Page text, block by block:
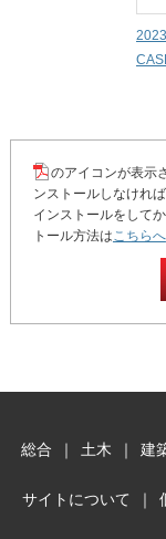
のアイコンが表示
ンストールしなけれ
インストールをして
トール方法はこちらへ
総合 ｜ 土木 ｜ 建
サイトについて ｜